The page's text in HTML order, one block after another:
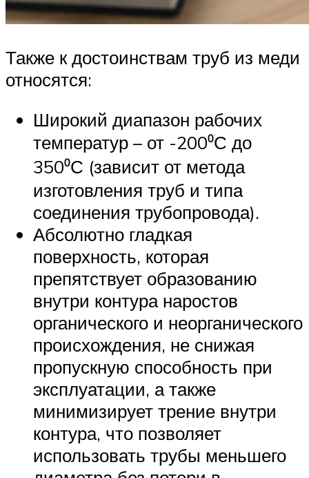
Также к достоинствам труб из меди
относятся:
Широкий диапазон рабочих
температур – от -200⁰С до
350⁰С (зависит от метода
изготовления труб и типа
соединения трубопровода).
Абсолютно гладкая
поверхность, которая
препятствует образованию
внутри контура наростов
органического и неорганического
происхождения, не снижая
пропускную способность при
эксплуатации, а также
минимизирует трение внутри
контура, что позволяет
использовать трубы меньшего